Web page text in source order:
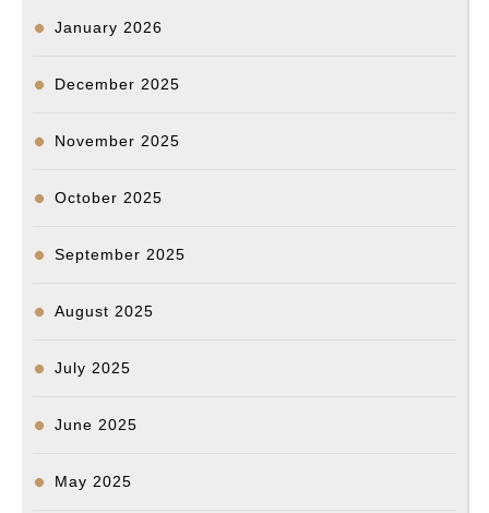
January 2026
December 2025
November 2025
October 2025
September 2025
August 2025
July 2025
June 2025
May 2025